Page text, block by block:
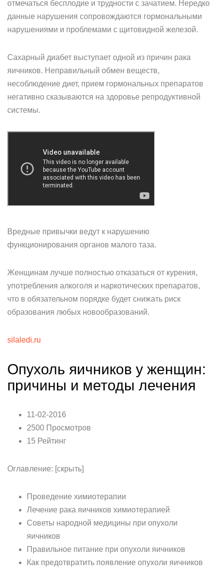
отмечаться бесплодие и трудности с зачатием. Нередко
данные нарушения сопровождаются гормональными
нарушениями и проблемами с щитовидной железой.
Сахарный диабет выступает одной из причин рака
яичников. Неправильный обмен веществ,
несоблюдение диет, прием гормональных препаратов
негативно сказываются на здоровье репродуктивной
системы.
Вредные привычки ведут к нарушению
функционирования органов малого таза.
Женщинам лучше полностью отказаться от курения,
употребления алкоголя и наркотических препаратов,
что в обязательном порядке будет снижать риск
образования любых новообразований.
silaledi.ru
Опухоль яичников у женщин:
причины и методы лечения
11-02-2016
2500 Просмотров
15 Рейтинг
Оглавление: [скрыть]
Проведение химиотерапии
Лечение рака яичников химиотерапией
Советы народной медицины при опухоли
яичников
Правильное питание при опухоли яичников
Как предотвратить появление опухоли яичников